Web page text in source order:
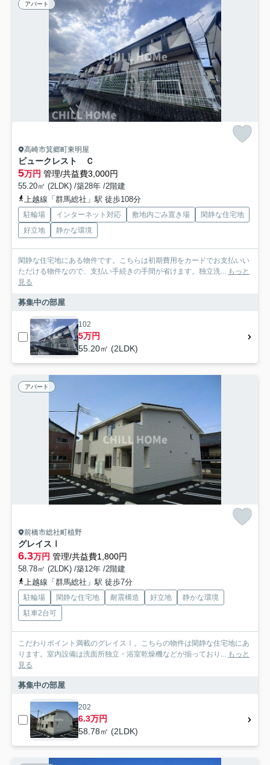
アパート
高崎市箕郷町東明屋
ビュークレスト Ｃ
5万円 管理/共益費3,000円
55.20㎡ (2LDK) /築28年 /2階建
上越線「群馬総社」駅 徒歩108分
駐輪場 インターネット対応 敷地内ごみ置き場
閑静な住宅地
好立地
静かな環境
閑静な住宅地にある物件です。こちらは初期費用をカードでお支払いい
ただける物件なので、支払い手続きの手間が省けます。独立洗... もっと
見る
募集中の部屋
102
5万円
55.20㎡ (2LDK)
アパート
前橋市総社町植野
グレイスⅠ
6.3万円 管理/共益費1,800円
58.78㎡ (2LDK) /築12年 /2階建
上越線「群馬総社」駅 徒歩7分
駐輪場 閑静な住宅地 耐震構造 好立地
静かな環境
駐車2台可
こだわりポイント満載のグレイスⅠ。こちらの物件は閑静な住宅地にあ
ります。室内設備は洗面所独立・浴室乾燥機などが揃っており... もっと
見る
募集中の部屋
202
6.3万円
58.78㎡ (2LDK)